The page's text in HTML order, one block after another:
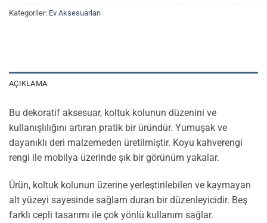
Kategoriler: Ev Aksesuarları
AÇIKLAMA
Bu dekoratif aksesuar, koltuk kolunun düzenini ve
kullanışlılığını artıran pratik bir üründür. Yumuşak ve
dayanıklı deri malzemeden üretilmiştir. Koyu kahverengi
rengi ile mobilya üzerinde şık bir görünüm yakalar.
Ürün, koltuk kolunun üzerine yerleştirilebilen ve kaymayan
alt yüzeyi sayesinde sağlam duran bir düzenleyicidir. Beş
farklı cepli tasarımı ile çok yönlü kullanım sağlar.